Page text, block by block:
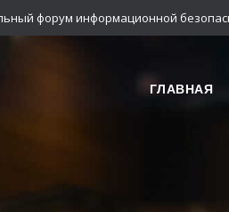
форум информационной
ГЛАВНАЯ